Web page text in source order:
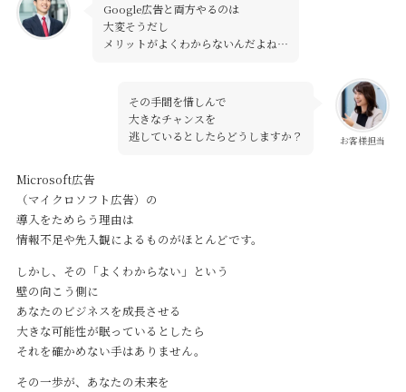
Google広告と両方やるのは
大変そうだし
メリットがよくわからないんだよね…
お客様担当
その手間を惜しんで
大きなチャンスを
逃しているとしたらどうしますか？
Microsoft広告
（マイクロソフト広告）の
導入をためらう理由は
情報不足や先入観によるものがほとんどです。
しかし、その「よくわからない」という
壁の向こう側に
あなたのビジネスを成長させる
大きな可能性が眠っているとしたら
それを確かめない手はありません。
その一歩が、あなたの未来を